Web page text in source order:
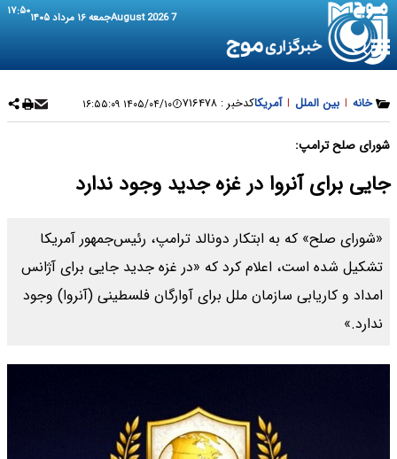
7 August 2026 جمعه ۱۶ مرداد ۱۴۰۵ ۱۷:۵۰
خانه | بین الملل | آمریکاکدخبر : ۷۱۶۴۷۸ ۱۴۰۵/۰۴/۱۰ ۱۶:۵۵:۰۹
شورای صلح ترامپ:
جایی برای آنروا در غزه جدید وجود ندارد
«شورای صلح» که به ابتکار دونالد ترامپ، رئیس‌جمهور آمریکا
تشکیل شده است، اعلام کرد که «در غزه جدید جایی برای آژانس
امداد و کاریابی سازمان ملل برای آوارگان فلسطینی (آنروا) وجود
ندارد.»